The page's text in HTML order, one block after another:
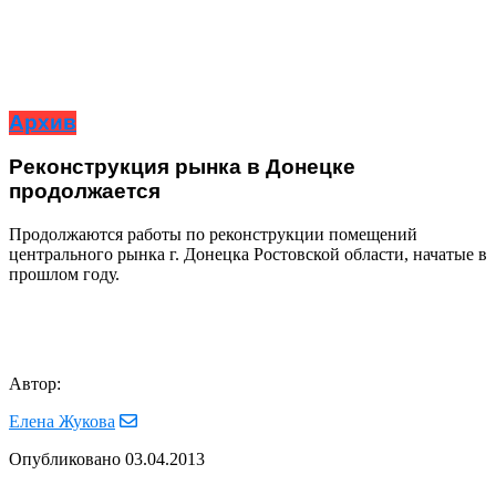
Архив
Реконструкция рынка в Донецке
продолжается
Продолжаются работы по реконструкции помещений
центрального рынка г. Донецка Ростовской области, начатые в
прошлом году.
Автор:
Елена Жукова
Опубликовано 03.04.2013